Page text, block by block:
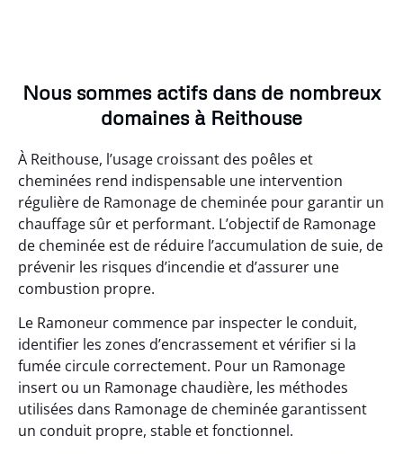
Nous sommes actifs dans de nombreux
domaines à Reithouse
À Reithouse, l’usage croissant des poêles et
cheminées rend indispensable une intervention
régulière de Ramonage de cheminée pour garantir un
chauffage sûr et performant. L’objectif de Ramonage
de cheminée est de réduire l’accumulation de suie, de
prévenir les risques d’incendie et d’assurer une
combustion propre.
Le Ramoneur commence par inspecter le conduit,
identifier les zones d’encrassement et vérifier si la
fumée circule correctement. Pour un Ramonage
insert ou un Ramonage chaudière, les méthodes
utilisées dans Ramonage de cheminée garantissent
un conduit propre, stable et fonctionnel.